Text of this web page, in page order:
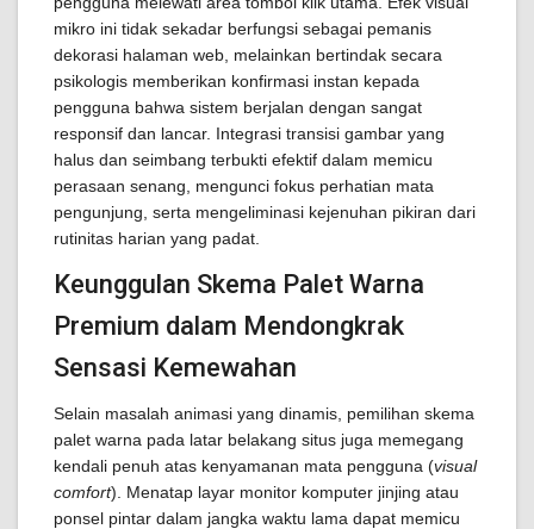
mikro ini tidak sekadar berfungsi sebagai pemanis
dekorasi halaman web, melainkan bertindak secara
psikologis memberikan konfirmasi instan kepada
pengguna bahwa sistem berjalan dengan sangat
responsif dan lancar. Integrasi transisi gambar yang
halus dan seimbang terbukti efektif dalam memicu
perasaan senang, mengunci fokus perhatian mata
pengunjung, serta mengeliminasi kejenuhan pikiran dari
rutinitas harian yang padat.
Keunggulan Skema Palet Warna
Premium dalam Mendongkrak
Sensasi Kemewahan
Selain masalah animasi yang dinamis, pemilihan skema
palet warna pada latar belakang situs juga memegang
kendali penuh atas kenyamanan mata pengguna (visual
comfort). Menatap layar monitor komputer jinjing atau
ponsel pintar dalam jangka waktu lama dapat memicu